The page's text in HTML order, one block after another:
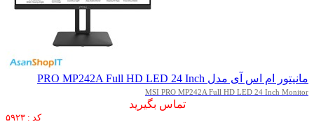
مانیتور ام اس آی مدل PRO MP242A Full HD LED 24 Inch
MSI PRO MP242A Full HD LED 24 Inch Monitor
تماس بگیرید
کد : ۵۹۲۳